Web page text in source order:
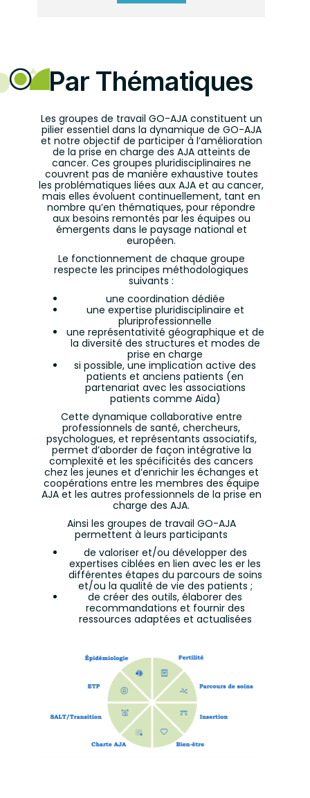
Par Thématiques
Les groupes de travail GO-AJA constituent un
pilier essentiel dans la dynamique de GO-AJA
et notre objectif de participer à l’amélioration
de la prise en charge des AJA atteints de
cancer. Ces groupes pluridisciplinaires ne
couvrent pas de manière exhaustive toutes
les problématiques liées aux AJA et au cancer,
mais elles évoluent continuellement, tant en
nombre qu’en thématiques, pour répondre
aux besoins remontés par les équipes ou
émergents dans le paysage national et
européen.
Le fonctionnement de chaque groupe
respecte les principes méthodologiques
suivants :
une coordination dédiée
une expertise pluridisciplinaire et
pluriprofessionnelle
une représentativité géographique et de
la diversité des structures et modes de
prise en charge
si possible, une implication active des
patients et anciens patients (en
partenariat avec les associations
patients comme Aïda)
Cette dynamique collaborative entre
professionnels de santé, chercheurs,
psychologues, et représentants associatifs,
permet d’aborder de façon intégrative la
complexité et les spécificités des cancers
chez les jeunes et d’enrichir les échanges et
coopérations entre les membres des équipe
AJA et les autres professionnels de la prise en
charge des AJA.
Ainsi les groupes de travail GO-AJA
permettent à leurs participants
de valoriser et/ou développer des
expertises ciblées en lien avec les er les
différentes étapes du parcours de soins
et/ou la qualité de vie des patients ;
de créer des outils, élaborer des
recommandations et fournir des
ressources adaptées et actualisées